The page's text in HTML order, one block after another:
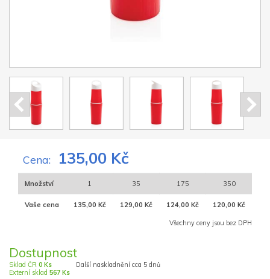
Cena: 135,00 Kč
Množství 1 35 175 350
Vaše cena 135,00 Kč 129,00 Kč 124,00 Kč 120,00 Kč
Všechny ceny jsou bez DPH
Dostupnost
Sklad ČR 0 Ks
Externí sklad 567 Ks
Další naskladnění cca 5 dnů